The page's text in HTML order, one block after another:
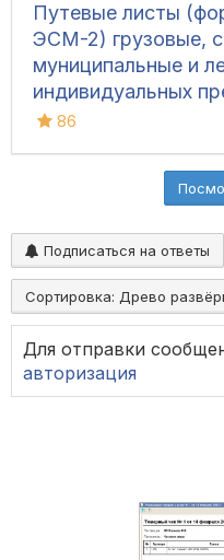
Путевые листы
ЭСМ-2) грузовые,
муниципальные и
индивидуальных
86
Подписаться на ответы
Сортировка: Древо
Для отправки
авторизация